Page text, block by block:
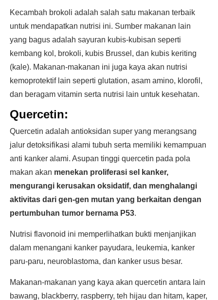
Kecambah brokoli adalah salah satu makanan terbaik
untuk mendapatkan nutrisi ini. Sumber makanan lain
yang bagus adalah sayuran kubis-kubisan seperti
kembang kol, brokoli, kubis Brussel, dan kubis keriting
(kale). Makanan-makanan ini juga kaya akan nutrisi
kemoprotektif lain seperti glutation, asam amino, klorofil,
dan beragam vitamin serta nutrisi lain untuk kesehatan.
Quercetin:
Quercetin adalah antioksidan super yang merangsang
jalur detoksifikasi alami tubuh serta memiliki kemampuan
anti kanker alami. Asupan tinggi quercetin pada pola
makan akan menekan proliferasi sel kanker,
mengurangi kerusakan oksidatif, dan menghalangi
aktivitas dari gen-gen mutan yang berkaitan dengan
pertumbuhan tumor bernama P53.
Nutrisi flavonoid ini memperlihatkan bukti menjanjikan
dalam menangani kanker payudara, leukemia, kanker
paru-paru, neuroblastoma, dan kanker usus besar.
Makanan-makanan yang kaya akan quercetin antara lain
bawang, blackberry, raspberry, teh hijau dan hitam, kaper,